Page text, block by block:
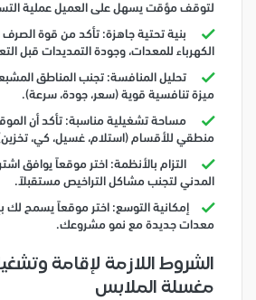
لتوقف مؤقت يسهل على العميل عملية
بنية تحتية جاهزة: تأكد من قوة
الكهرباء للمعدات، وجودة التمديدات قبل
تحليل المنافسة: تجنب المناطق
ميزة تنافسية قوية (سعر، جودة، سرعة).
مساحة تشغيلية مناسبة: تأكد أن
منطقي للأقسام (استلام، غسيل، كي،
التزام بالأنظمة: اختر موقعاً يوافق
المدني لتجنب مشاكل التراخيص مستقبلاً.
إمكانية التوسع: اختر موقعاً يسمح لك
معدات جديدة مع نمو مشروعك.
الشروط اللازمة لإقامة
مغسلة الملابس